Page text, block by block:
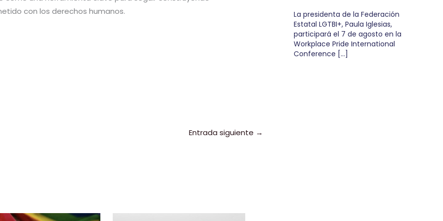
con los derechos humanos.
Entrada siguiente →
La presidenta de la Federación
Estatal LGTBI+, Paula Iglesias,
participará el 7 de agosto en la
Workplace Pride International
Conference […]